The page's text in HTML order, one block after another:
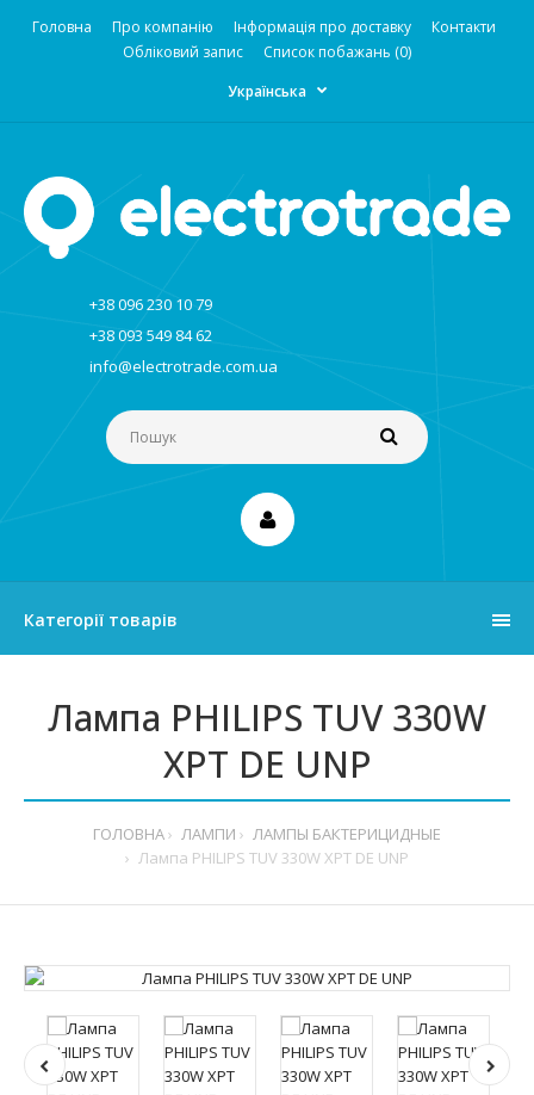
Головна Про компанію Інформація про доставку
Контакти
Обліковий запис
Список побажань (0)
Українська
+38 096 230 10 79
+38 093 549 84 62
info@electrotrade.com.ua
Категорії товарів
Лампа PHILIPS TUV 330W
XPT DE UNP
ГОЛОВНА ЛАМПИ
ЛАМПЫ БАКТЕРИЦИДНЫЕ
Лампа PHILIPS TUV 330W XPT DE UNP